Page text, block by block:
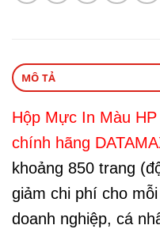
MÔ TẢ
Hộp Mực In Màu
chính hãng
khoảng 850 trang
giảm chi phí cho
doanh nghiệp, cá